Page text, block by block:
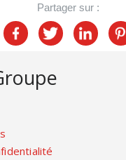
Partager sur :